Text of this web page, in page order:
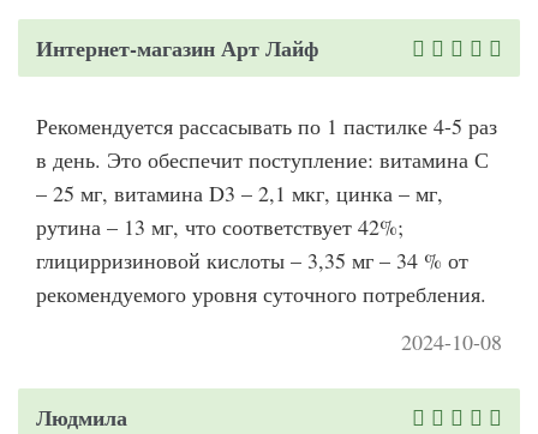
Интернет-магазин Арт Лайф
Рекомендуется рассасывать по 1 пастилке 4-5 раз
в день. Это обеспечит поступление: витамина С
– 25 мг, витамина D3 – 2,1 мкг, цинка – мг,
рутина – 13 мг, что соответствует 42%;
глицирризиновой кислоты – 3,35 мг – 34 % от
рекомендуемого уровня суточного потребления.
2024-10-08
Людмила